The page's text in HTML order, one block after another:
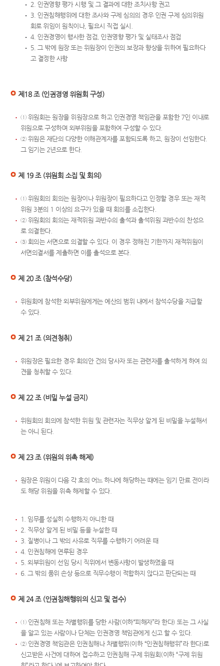
2. 인권영향 평가 시행 및 그 결과에 대한 조치사항 권고
3. 인권침해행위에 대한 조사와 구제 심의의 경우 인권 구제 심의위원
회로 위임이 원칙이나, 필요시 직접 실시.
4. 인권경영이 행사한 점검, 인권영향 평가 및 실태조사 점검
5. 그 밖에 원장 또는 위원장이 인권의 보장과 향상을 위하여 필요하다
고 결정한 사항
제18 조 (인권경영 위원회 구성)
① 위원회는 원장을 위원장으로 하고 인권경영 책임관을 포함한 7인 이내로
위원으로 구성하며 외부위원을 포함하여 구성할 수 있다.
② 위원은 재단의 다양한 이해관계자를 포함되도록 하고, 원장이 선임한다.
그 임기는 2년으로 한다.
제 19 조 (위원회 소집 및 회의)
① 위원회의 회의는 원장이나 위원장이 필요하다고 인정할 경우 또는 재적
위원 3분의 1 이상의 요구가 있을 때 회의를 소집한다.
② 위원회의 회의는 재적위원 과반수의 출석과 출석위원 과반수의 찬성으
로 의결한다.
③ 회의는 서면으로 의결할 수 있다. 이 경우 정해진 기한까지 재적위원이
서면의결서를 제출하면 이를 출석으로 본다.
제 20 조 (참석수당)
위원회에 참석한 외부위원에게는 예산의 범위 내에서 참석수당을 지급할
수 있다.
제 21 조 (의견청취)
위원장은 필요한 경우 회의안 건의 당사자 또는 관련자를 출석하게 하여 의
견을 청취할 수 있다.
제 22 조 (비밀 누설 금지)
위원회의 회의에 참석한 위원 및 관련자는 직무상 알게 된 비밀을 누설해서
는 아니 된다.
제 23 조 (위원의 위촉 해제)
원장은 위원이 다음 각 호의 어느 하나에 해당하는 때에는 임기 만료 전이라
도 해당 위원을 위촉 해제할 수 있다.
1. 임무를 성실히 수행하지 아니한 때
2. 직무상 알게 된 비밀 등을 누설한 때
3. 질병이나 그 밖의 사유로 직무를 수행하기 어려운 때
4. 인권침해에 연루된 경우
5. 외부위원이 선임 당시 직위에서 변동사항이 발생하였을 때
6. 그 밖의 품위 손상 등으로 직무수행이 적합하지 않다고 판단되는 때
제 24 조 (인권침해행위의 신고 및 접수)
① 인권침해 또는 차별행위를 당한 사람(이하“피해자”라 한다) 또는 그 사실
을 알고 있는 사람이나 단체는 인권경영 책임관에게 신고 할 수 있다.
② 인권경영 책임관은 인권침해나 차별행위(이하 “인권침해행위”라 한다)로
신고받은 사건에 대하여 접수하고 인권침해 구제 위원회(이하 “구제 위원